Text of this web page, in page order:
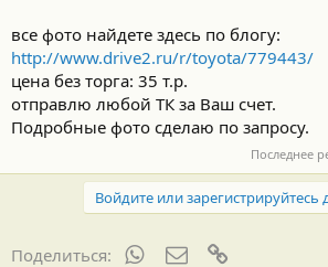
все фото найдете здесь по блогу:
http://www.drive2.ru/r/toyota/779443/
цена без торга: 35 т.р.
отправлю любой ТК за Ваш счет.
Подробные фото сделаю по запросу.
Последнее
Войдите или зарегистрируйтесь
Поделиться: WhatsAppЭлектронная